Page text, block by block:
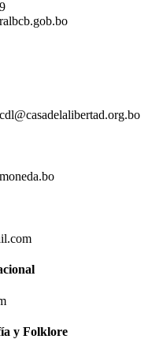
y Folklore